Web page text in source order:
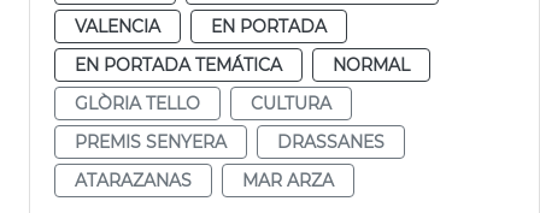
VALENCIA
EN PORTADA
EN PORTADA TEMÁTICA
NORMAL
GLÒRIA TELLO
CULTURA
PREMIS SENYERA
DRASSANES
ATARAZANAS
MAR ARZA